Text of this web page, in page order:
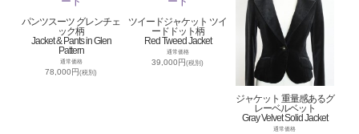
パンツスーツ グレンチェ
ック柄
Jacket & Pants in Glen
Pattern
通常価格
78,000円(税別)
ツイードジャケット ツイ
ードドット柄
Red Tweed Jacket
通常価格
39,000円(税別)
ジャケット 重量感あるグ
レーベルベット
Gray Velvet Solid Jacket
通常価格